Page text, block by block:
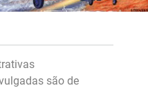
são de